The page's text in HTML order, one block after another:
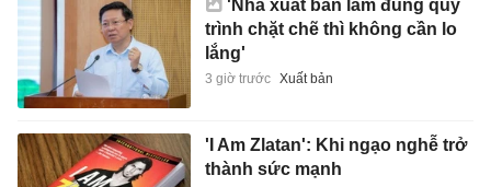
'Nhà xuất bản làm đúng quy
trình chặt chẽ thì không cần lo
lắng'
3 giờ trước Xuất bản
'I Am Zlatan': Khi ngạo nghễ trở
thành sức mạnh